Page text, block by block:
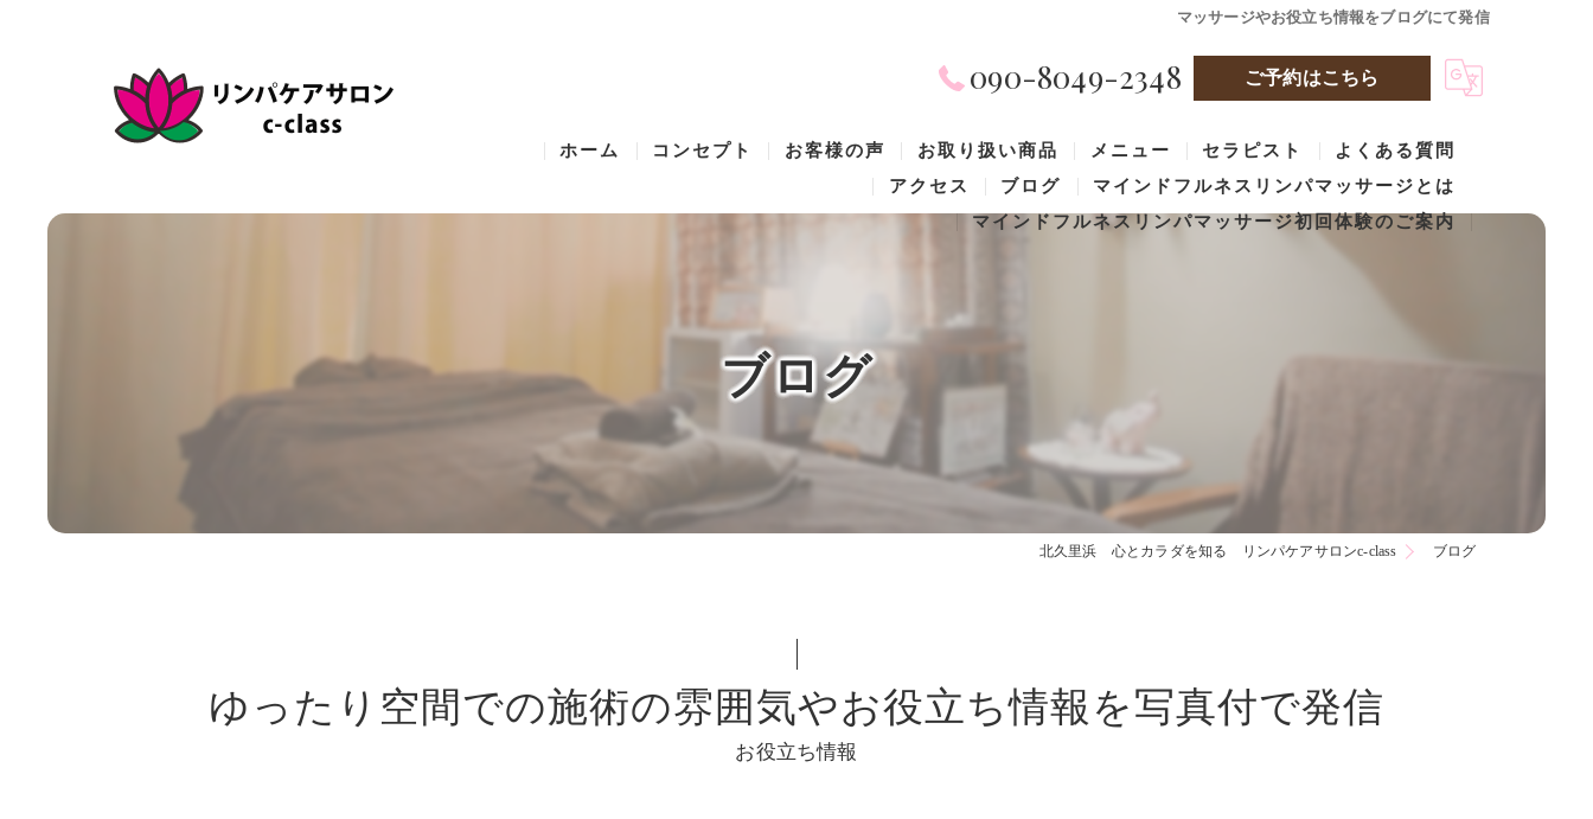
マッサージやお役立ち情報をブログにて発信
090-8049-2348 ご予約はこちら
ホーム コンセプト お客様の声 お取り扱い商品 メニュー セラピスト
よくある質問
アクセス
ブログ
マインドフルネスリンパマッサージとは
マインドフルネスリンパマッサージ初回体験のご案内
ブログ
北久里浜 心とカラダを知る リンパケアサロンc-class ブログ
ゆったり空間での施術の雰囲気やお役立ち情報を写真付で発信
お役立ち情報